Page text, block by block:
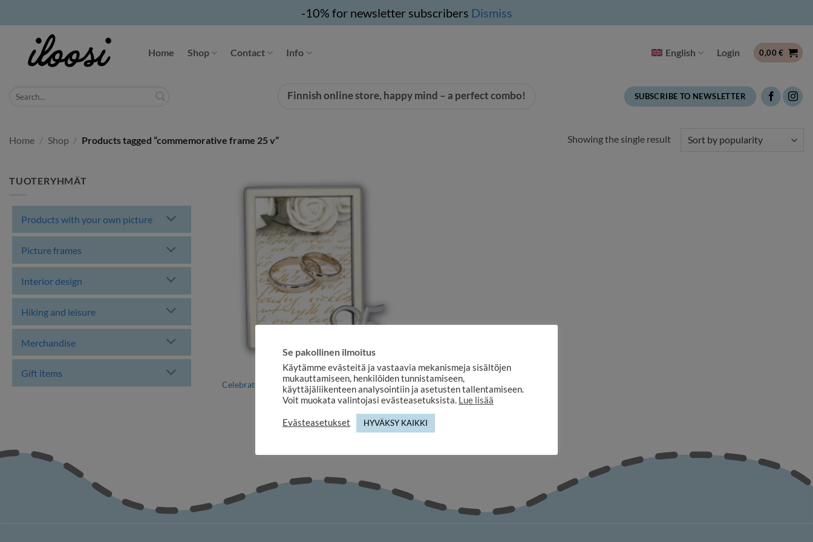
-10% for newsletter subscribers Dismiss
content
Home Shop Contact Info English Login 0,00€
Finnish online store, happy mind – a perfect combo! SUBSCRIBE TO NEWSLETTER
Home / Shop / Products tagged “commemorative frame 25 v” Showing the single result
TUOTERYHMÄT
Products with your own picture
Picture frames
Interior design
Hiking and leisure
Merchandise
Gift items DECORATIVE FRAMES
Celebratory frame 25 years with pearl profile
34,90€
Se pakollinen ilmoitus
Käytämme evästeitä ja vastaavia mekanismeja sisältöjen
mukauttamiseen, henkilöiden tunnistamiseen,
käyttäjäliikenteen analysointiin ja asetusten tallentamiseen.
Voit muokata valintojasi evästeasetuksista. Lue lisää
Evästeasetukset HYVÄKSY KAIKKI